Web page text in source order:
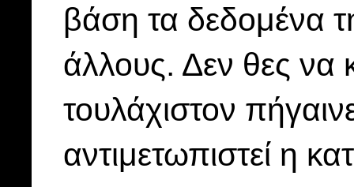
βάση τα δεδομένα
άλλους. Δεν θες να
τουλάχιστον
αντιμετωπιστεί η